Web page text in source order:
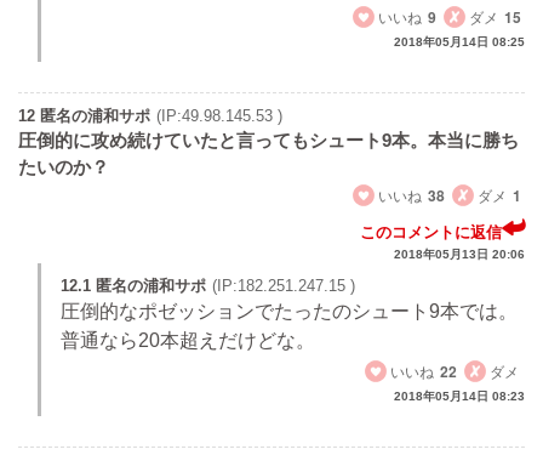
いいね 9 ダメ 15
2018年05月14日 08:25
12 匿名の浦和サポ (IP:49.98.145.53 )
圧倒的に攻め続けていたと言ってもシュート9本。本当に勝ち
たいのか？
いいね 38 ダメ 1
このコメントに返信
2018年05月13日 20:06
12.1 匿名の浦和サポ (IP:182.251.247.15 )
圧倒的なポゼッションでたったのシュート9本では。
普通なら20本超えだけどな。
いいね 22 ダメ
2018年05月14日 08:23